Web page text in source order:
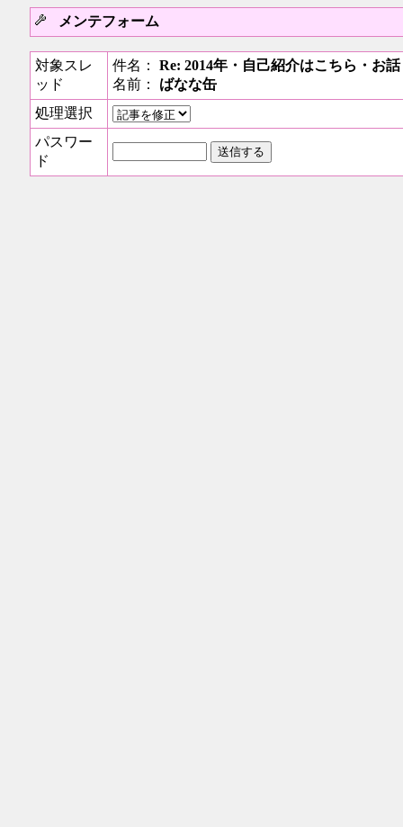
メンテフォーム
対象スレ
ッド
件名： Re: 2014年・自己紹介はこちら・お
名前： ばなな缶
処理選択
パスワー
ド